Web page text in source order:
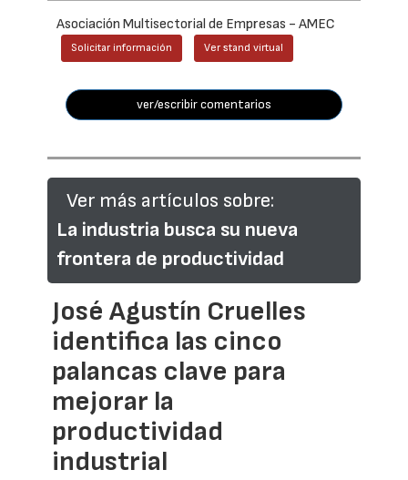
Asociación Multisectorial de Empresas - AMEC
Solicitar información Ver stand virtual
ver/escribir comentarios
Ver más artículos sobre:
La industria busca su nueva
frontera de productividad
José Agustín Cruelles
identifica las cinco
palancas clave para
mejorar la
productividad
industrial